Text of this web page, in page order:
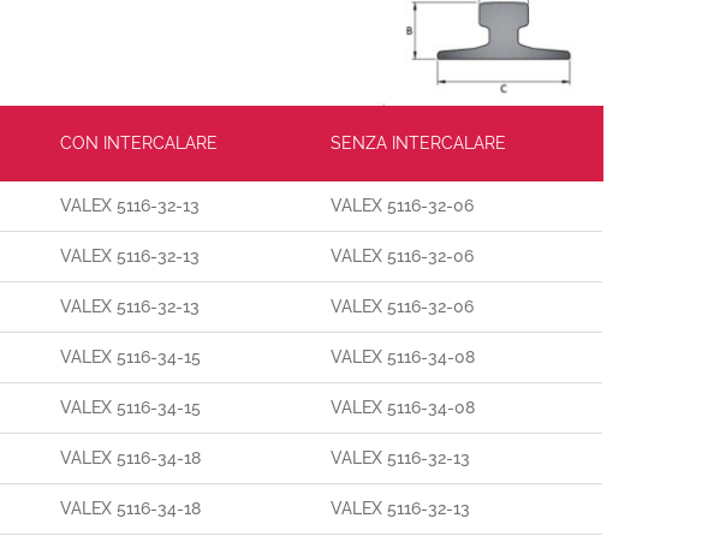
CON INTERCALARE SENZA INTERCALARE
VALEX 5116-32-13 VALEX 5116-32-06
VALEX 5116-32-13 VALEX 5116-32-06
VALEX 5116-32-13 VALEX 5116-32-06
VALEX 5116-34-15 VALEX 5116-34-08
VALEX 5116-34-15 VALEX 5116-34-08
VALEX 5116-34-18 VALEX 5116-32-13
VALEX 5116-34-18 VALEX 5116-32-13